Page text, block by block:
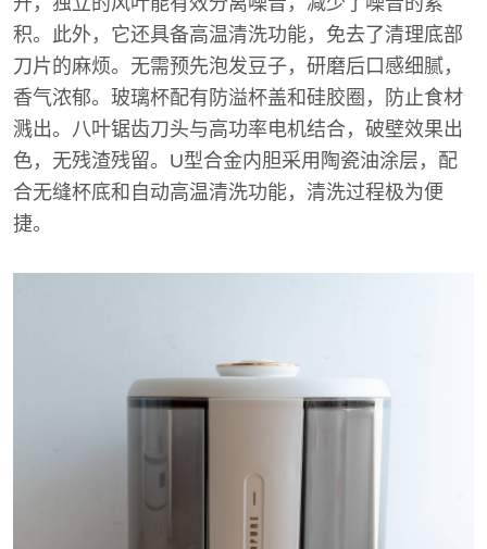
积。此外，它还具备高温清洗功能，免去了清理底部
刀片的麻烦。无需预先泡发豆子，研磨后口感细腻，
香气浓郁。玻璃杯配有防溢杯盖和硅胶圈，防止食材
溅出。八叶锯齿刀头与高功率电机结合，破壁效果出
色，无残渣残留。U型合金内胆采用陶瓷油涂层，配
合无缝杯底和自动高温清洗功能，清洗过程极为便
捷。